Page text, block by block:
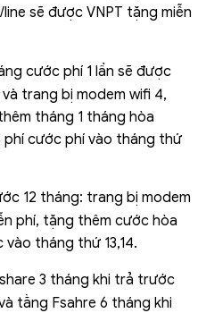
sẽ được VNPT tặng miễn
cước phí 1 lần sẽ được
trang bị modem wifi 4,
tháng 1 tháng hòa
cước phí vào tháng thứ
12 tháng: trang bị modem
phí, tặng thêm cước hòa
tháng thứ 13,14.
3 tháng khi trả trước
tằng Fsahre 6 tháng khi